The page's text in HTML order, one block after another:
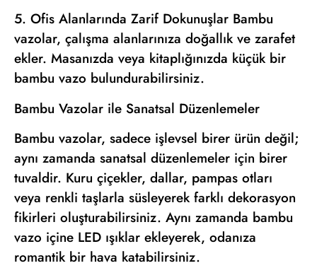
5. Ofis Alanlarında Zarif Dokunuşlar Bambu
vazolar, çalışma alanlarınıza doğallık ve zarafet
ekler. Masanızda veya kitaplığınızda küçük bir
bambu vazo bulundurabilirsiniz.
Bambu Vazolar ile Sanatsal Düzenlemeler
Bambu vazolar, sadece işlevsel birer ürün değil;
aynı zamanda sanatsal düzenlemeler için birer
tuvaldir. Kuru çiçekler, dallar, pampas otları
veya renkli taşlarla süsleyerek farklı dekorasyon
fikirleri oluşturabilirsiniz. Aynı zamanda bambu
vazo içine LED ışıklar ekleyerek, odanıza
romantik bir hava katabilirsiniz.